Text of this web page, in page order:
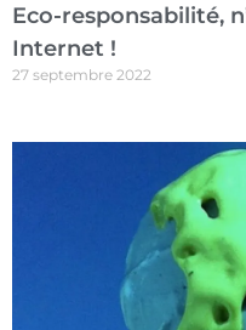
Eco-responsabilité,
Internet !
27 septembre 2022